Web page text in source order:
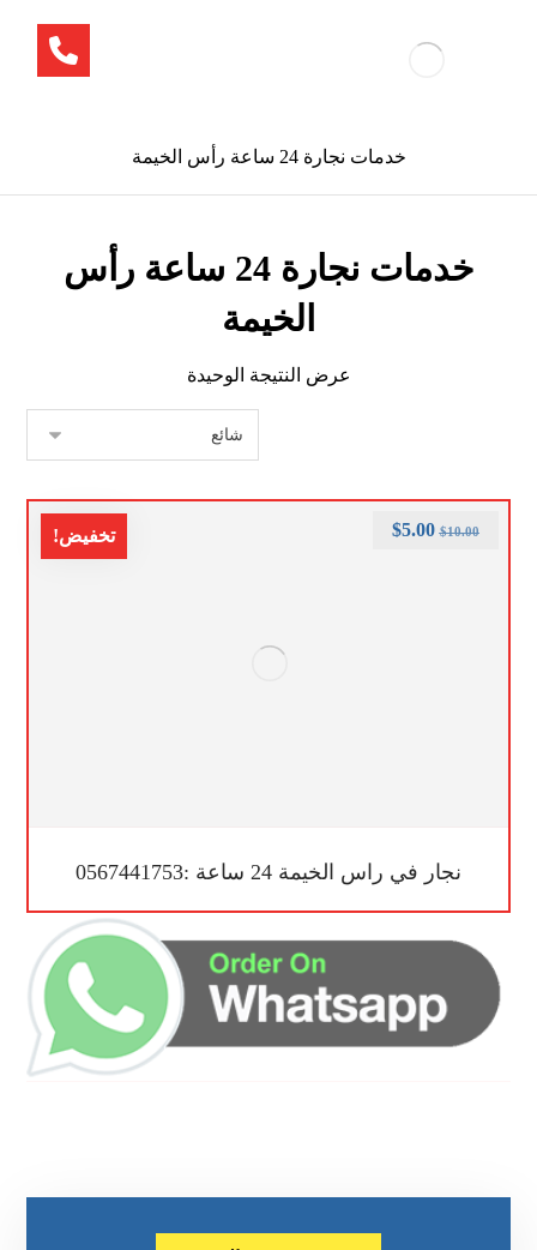
خدمات نجارة 24 ساعة رأس الخيمة
خدمات نجارة 24 ساعة رأس
الخيمة
عرض النتيجة الوحيدة
تخفيض!
نجار في راس الخيمة 24 ساعة :0567441753
$10.00
$5.00